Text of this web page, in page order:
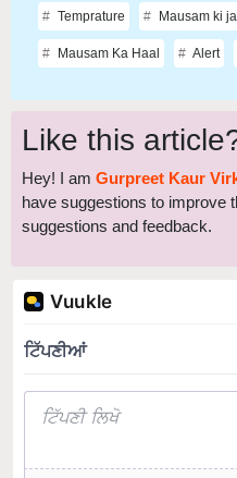
Temprature Mausam ki
Mausam Ka Haal Alert
Like this
Hey! I am Gurpreet Kaur
have suggestions to improve
suggestions and feedback.